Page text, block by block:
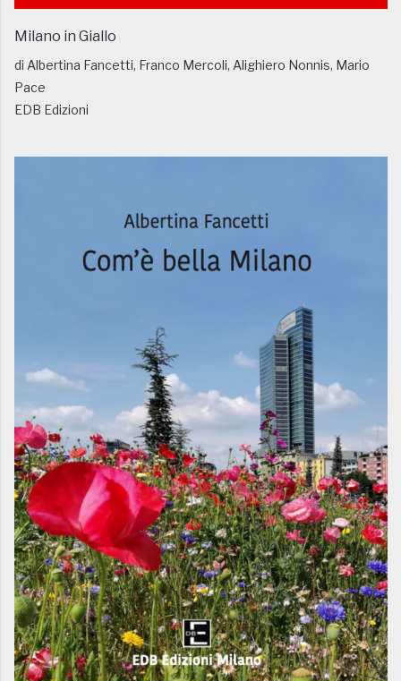
Milano in Giallo
di Albertina Fancetti, Franco Mercoli, Alighiero Nonnis, Mario
Pace
EDB Edizioni